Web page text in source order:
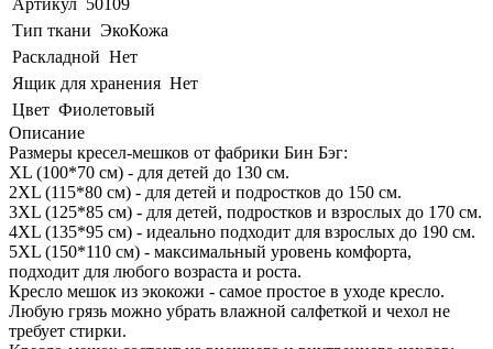
Тип ткани ЭкоКожа
Раскладной Нет
Ящик для хранения Нет
Цвет Фиолетовый
Описание
Размеры кресел-мешков от фабрики Бин Бэг:
XL (100*70 см) - для детей до 130 см.
2XL (115*80 см) - для детей и подростков до 150 см.
3XL (125*85 см) - для детей, подростков и взрослых до 170 см.
4XL (135*95 см) - идеально подходит для взрослых до 190 см.
5XL (150*110 см) - максимальный уровень комфорта,
подходит для любого возраста и роста.
Кресло мешок из экокожи - самое простое в уходе кресло.
Любую грязь можно убрать влажной салфеткой и чехол не
требует стирки.